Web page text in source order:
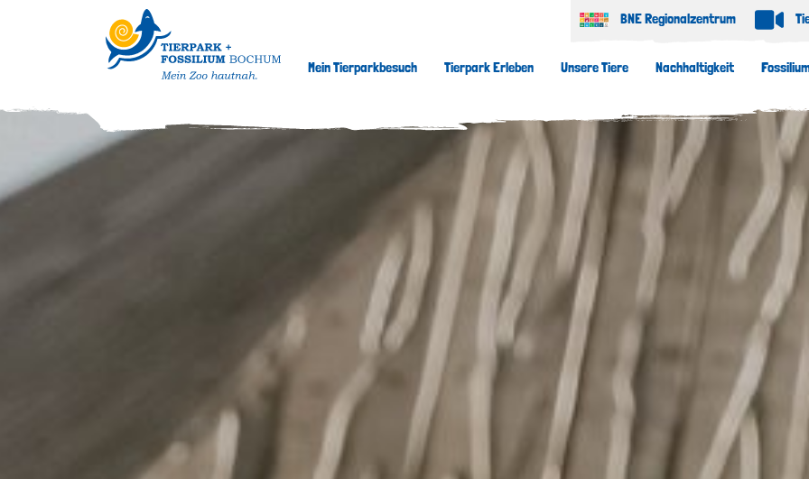
Mein Tierparkbesuch Tierpark Erleben Unsere Tiere Nachhaltigkeit
BNE Regionalzentrum